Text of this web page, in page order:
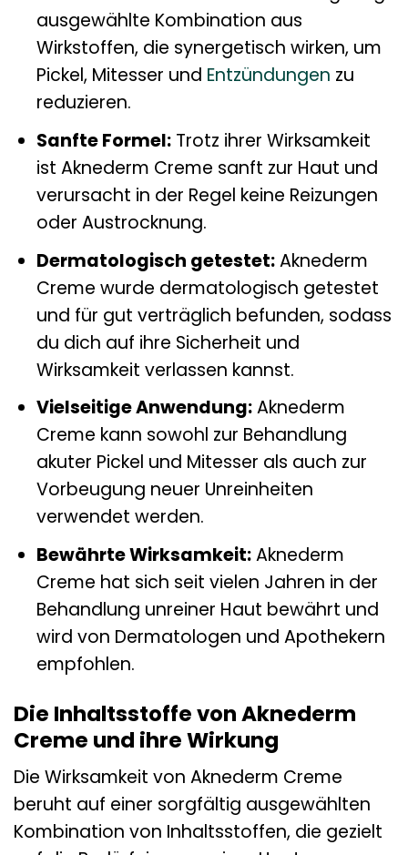
ausgewählte Kombination aus
Wirkstoffen, die synergetisch wirken, um
Pickel, Mitesser und Entzündungen zu
reduzieren.
Sanfte Formel:Trotz ihrer Wirksamkeit
ist Aknederm Creme sanft zur Haut und
verursacht in der Regel keine Reizungen
oder Austrocknung.
Dermatologisch getestet:Aknederm
Creme wurde dermatologisch getestet
und für gut verträglich befunden, sodass
du dich auf ihre Sicherheit und
Wirksamkeit verlassen kannst.
Vielseitige Anwendung:Aknederm
Creme kann sowohl zur Behandlung
akuter Pickel und Mitesser als auch zur
Vorbeugung neuer Unreinheiten
verwendet werden.
Bewährte Wirksamkeit:Aknederm
Creme hat sich seit vielen Jahren in der
Behandlung unreiner Haut bewährt und
wird von Dermatologen und Apothekern
empfohlen.
Die Inhaltsstoffe von Aknederm
Creme und ihre Wirkung
Die Wirksamkeit von Aknederm Creme
beruht auf einer sorgfältig ausgewählten
Kombination von Inhaltsstoffen, die gezielt